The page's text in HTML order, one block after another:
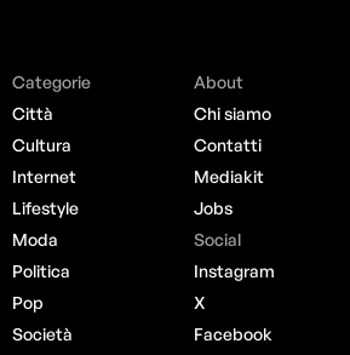
Categorie
Città
Cultura
Internet
Lifestyle
Moda
Politica
Pop
Società
About
Chi siamo
Contatti
Mediakit
Jobs
Social
Instagram
X
Facebook